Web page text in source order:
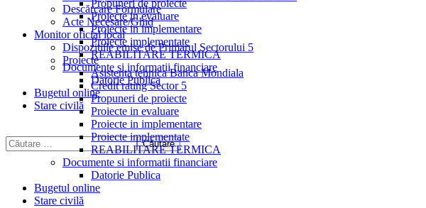
Propuneri de proiecte
Proiecte in evaluare
Proiecte in implementare
Proiecte implementate
REABILITARE TERMICA
Documente si informatii financiare
Datorie Publica
Bugetul online
Stare civilă
Descărcare Formulare
Acte Necesare/Ghid
Monitor oficial local
Dispozitiile emise de Primarul Sectorului 5
Proiecte
Asistenta tehnica Banca Mondiala
Credit rating Sector 5
Propuneri de proiecte
Proiecte in evaluare
Proiecte in implementare
Proiecte implementate
REABILITARE TERMICA
Documente si informatii financiare
Datorie Publica
Bugetul online
Stare civilă